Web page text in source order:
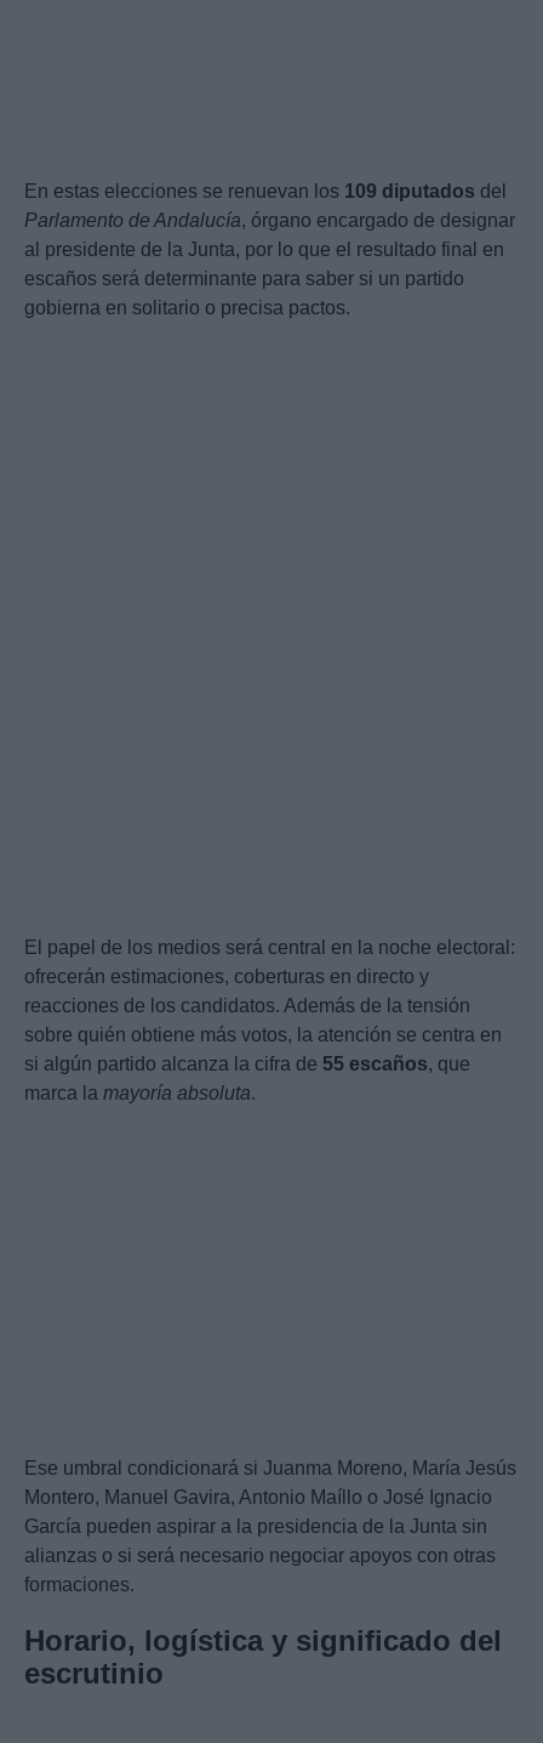
En estas elecciones se renuevan los 109 diputados del
Parlamento de Andalucía, órgano encargado de designar
al presidente de la Junta, por lo que el resultado final en
escaños será determinante para saber si un partido
gobierna en solitario o precisa pactos.
El papel de los medios será central en la noche electoral:
ofrecerán estimaciones, coberturas en directo y
reacciones de los candidatos. Además de la tensión
sobre quién obtiene más votos, la atención se centra en
si algún partido alcanza la cifra de 55 escaños, que
marca la mayoría absoluta.
Ese umbral condicionará si Juanma Moreno, María Jesús
Montero, Manuel Gavira, Antonio Maíllo o José Ignacio
García pueden aspirar a la presidencia de la Junta sin
alianzas o si será necesario negociar apoyos con otras
formaciones.
Horario, logística y significado del
escrutinio